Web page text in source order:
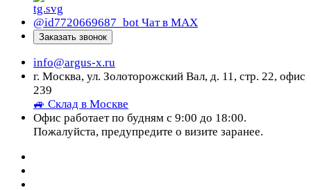
@id7720669687_bot Чат в МАХ
Заказать звонок
info@argus-x.ru
г. Москва, ул. Золоторожский Вал, д. 11, стр. 22, офис
239
🚙 Склад в Москве
Офис работает по будням с 9:00 до 18:00.
Пожалуйста, предупредите о визите заранее.